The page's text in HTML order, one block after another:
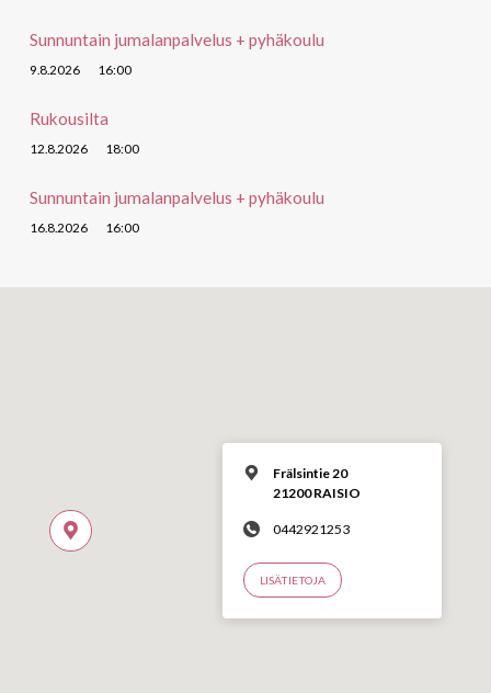
Sunnuntain jumalanpalvelus + pyhäkoulu
9.8.2026 16:00
Rukousilta
12.8.2026 18:00
Sunnuntain jumalanpalvelus + pyhäkoulu
16.8.2026 16:00
Frälsintie 20
21200 RAISIO
0442921253
LISÄTIETOJA